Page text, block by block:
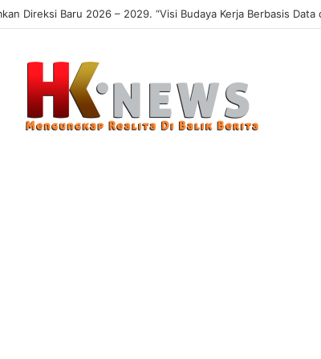
Uji Coba Perlinsos Digital di Surabaya Hampir 100 Persen